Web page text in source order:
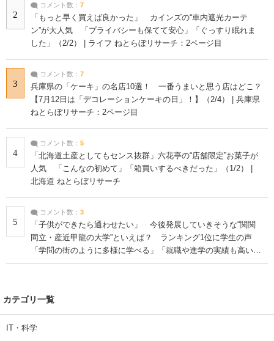
2
コメント数： 7
「もっと早く買えば良かった」 カインズの“車内遮光カーテ
ン”が大人気 「プライバシーも保てて安心」「ぐっすり眠れま
した」（2/2） | ライフ ねとらぼリサーチ：2ページ目
3
コメント数： 7
兵庫県の「ケーキ」の名店10選！ 一番うまいと思う店はどこ？
【7月12日は「デコレーションケーキの日」！】（2/4） | 兵庫県
ねとらぼリサーチ：2ページ目
4
コメント数： 5
「北海道土産としてもセンス抜群」六花亭の“店舗限定”お菓子が
人気 「こんなの初めて」「箱買いするべきだった」（1/2） |
北海道 ねとらぼリサーチ
5
コメント数： 3
「子供ができたら通わせたい」 今後発展していきそうな“関関
同立・産近甲龍の大学”といえば？ ランキング1位に学生の声
「学問の街のように多様に学べる」「就職や進学の実績も高い」
| 大学 ねとらぼリサーチ
カテゴリ一覧
IT・科学